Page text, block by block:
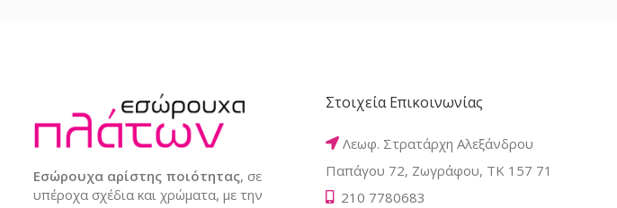
Εσώρουχα αρίστης ποιότητας, σε
υπέροχα σχέδια και χρώματα, με την
Στοιχεία Επικοινωνίας
Λεωφ. Στρατάρχη Αλεξάνδρου
Παπάγου 72, Ζωγράφου, ΤΚ 157 71
210 7780683